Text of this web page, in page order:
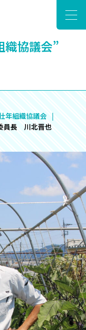
織協議会”
年組織協議会
員長 川北晋也